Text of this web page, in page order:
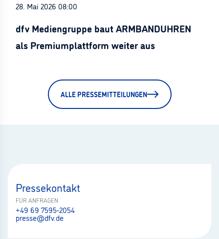
28. Mai 2026 08:00
dfv Mediengruppe baut ARMBANDUHREN
als Premiumplattform weiter aus
ALLE PRESSEMITTEILUNGEN
Pressekontakt
FÜR ANFRAGEN
+49 69 7595-2054
presse@dfv.de